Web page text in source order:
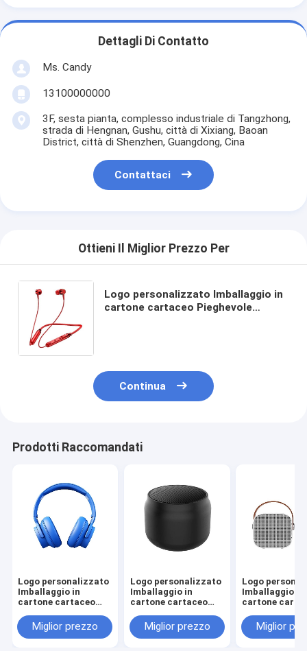
Dettagli Di Contatto
Ms. Candy
13100000000
3F, sesta pianta, complesso industriale di Tangzhong,
strada di Hengnan, Gushu, città di Xixiang, Baoan
District, città di Shenzhen, Guangdong, Cina
Contattaci
Ottieni Il Miglior Prezzo Per
Logo personalizzato Imballaggio in
cartone cartaceo Pieghevole
Continua
Prodotti Raccomandati
Logo personalizzato
Imballaggio in
cartone cartaceo
Nero / Oro rosa
Luxury Magnetic
Miglior prezzo
Logo personalizzato
Imballaggio in
cartone cartaceo
Nero / Oro rosa
Luxury Magnetic
Miglior prezzo
Logo
Imballaggio in
cartone
Nero / Oro
Luxury
Miglior